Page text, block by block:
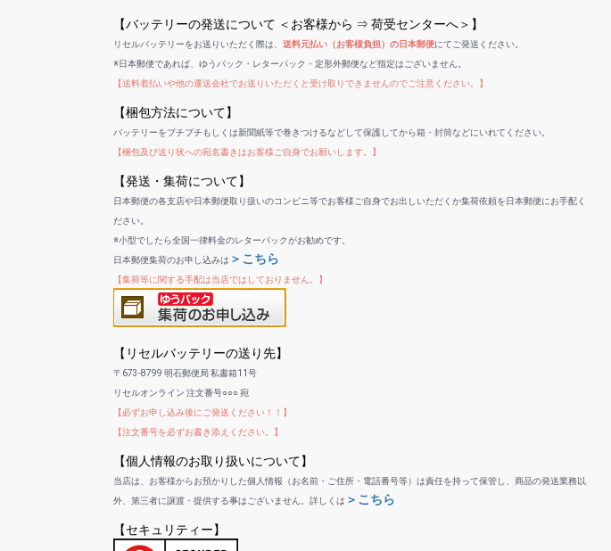
【バッテリーの発送について ＜お客様から ⇒ 荷受センターへ＞】
リセルバッテリーをお送りいただく際は、 送料元払い（お客様負担）の日本郵便にてご発送ください。
※日本郵便であれば、ゆうパック・レターパック・定形外郵便など指定はございません。
【送料着払いや他の運送会社でお送りいただくと受け取りできませんのでご注意ください。】
【梱包方法について】
バッテリーをプチプチもしくは新聞紙等で巻きつけるなどして保護してから箱・封筒などにいれてください。
【梱包及び送り状への宛名書きはお客様ご自身でお願いします。】
【発送・集荷について】
日本郵便の各支店や日本郵便取り扱いのコンビニ等でお客様ご自身でお出しいただくか集荷依頼を日本郵便にお手配く
ださい。
※小型でしたら全国一律料金のレターパックがお勧めです。
日本郵便集荷のお申し込みは ＞こちら
【集荷等に関する手配は当店ではしておりません。】
【リセルバッテリーの送り先】
〒673-8799 明石郵便局 私書箱11号
リセルオンライン 注文番号○○○ 宛
【必ずお申し込み後にご発送ください！！】
【注文番号を必ずお書き添えください。】
【個人情報のお取り扱いについて】
当店は、お客様からお預かりした個人情報（お名前・ご住所・電話番号等）は責任を持って保管し、商品の発送業務以
外、第三者に譲渡・提供する事はございません。詳しくは ＞こちら
【セキュリティー】